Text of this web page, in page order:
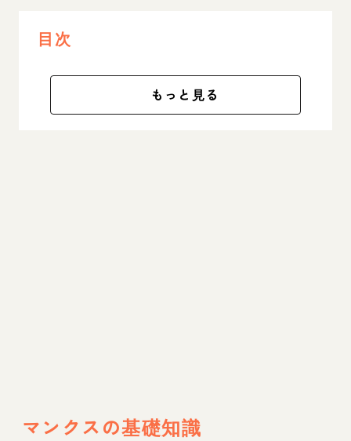
目次
もっと見る
マンクスの基礎知識